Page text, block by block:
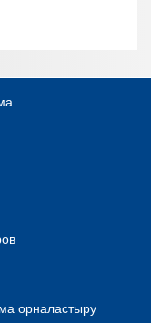
орналастыру